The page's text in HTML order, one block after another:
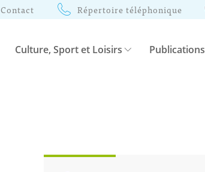
Contact Répertoire téléphonique
Culture, Sport et Loisirs Publications